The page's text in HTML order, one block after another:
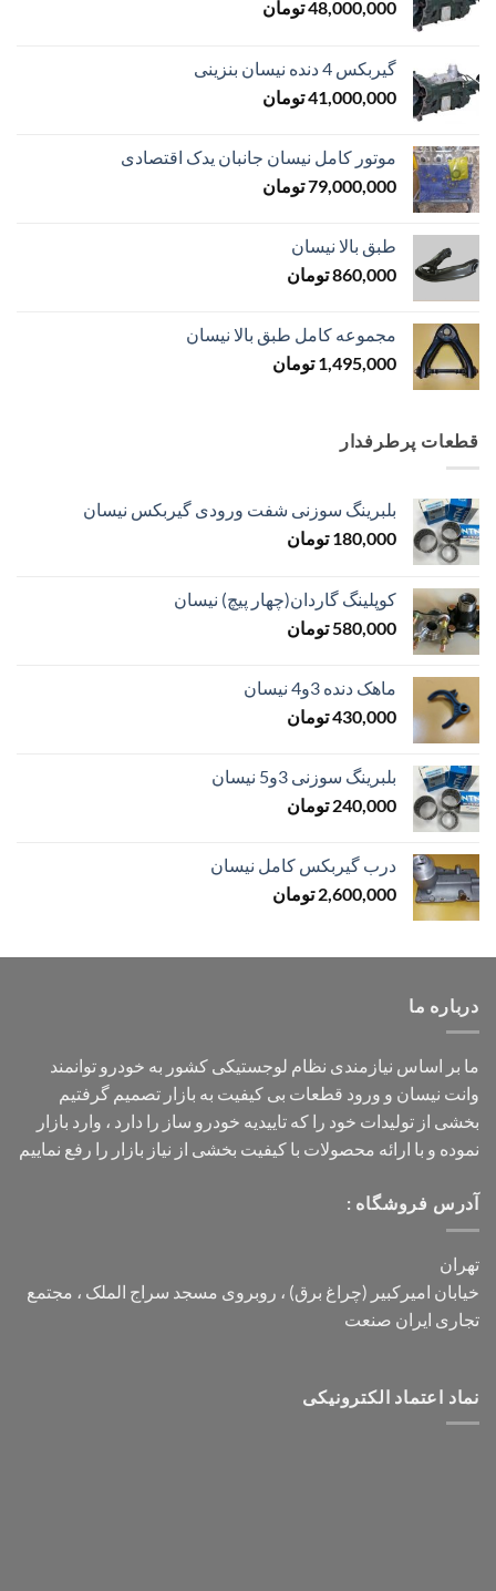
48,000,000تومان
گیربکس 4 دنده نیسان بنزینی
41,000,000تومان
موتور کامل نیسان جانبان یدک اقتصادی
79,000,000تومان
طبق بالا نیسان
860,000تومان
مجموعه کامل طبق بالا نیسان
1,495,000 تومان
قطعات پرطرفدار
بلبرینگ سوزنی شفت ورودی گیربکس نیسان
180,000 تومان
کوپلینگ گاردان(چهار پیچ) نیسان
580,000تومان
ماهک دنده 3و4 نیسان
430,000تومان
بلبرینگ سوزنی 3و5 نیسان
240,000 تومان
درب گیربکس کامل نیسان
2,600,000 تومان
درباره ما
ما بر اساس نیازمندی نظام لوجستیکی کشور به خودرو توانمند
وانت نیسان و ورود قطعات بی کیفیت به بازار تصمیم گرفتیم
بخشی از تولیدات خود را که تاییدیه خودرو ساز را دارد ، وارد بازار
نموده و با ارائه محصولات با کیفیت بخشی از نیاز بازار را رفع نماییم
آدرس فروشگاه :
تهران
خیابان امیرکبیر (چراغ برق) ، روبروی مسجد سراج الملک ، مجتمع
تجاری ایران صنعت
نماد اعتماد الکترونیکی